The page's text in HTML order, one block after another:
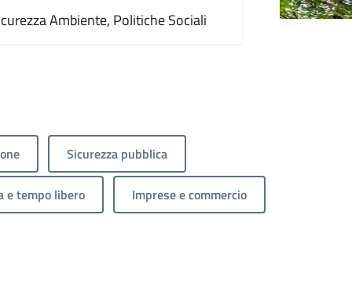
Ambiente, Politiche Sociali
Sicurezza pubblica
e tempo libero Imprese e commercio